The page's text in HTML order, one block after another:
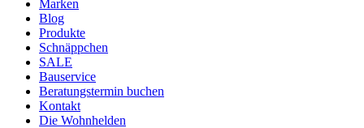
Marken
Blog
Produkte
Schnäppchen
SALE
Bauservice
Beratungstermin buchen
Kontakt
Die Wohnhelden